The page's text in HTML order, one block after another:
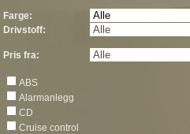
Farge:
Drivstoff:
Pris fra:
ABS
Alarmanlegg
CD
Cruise control